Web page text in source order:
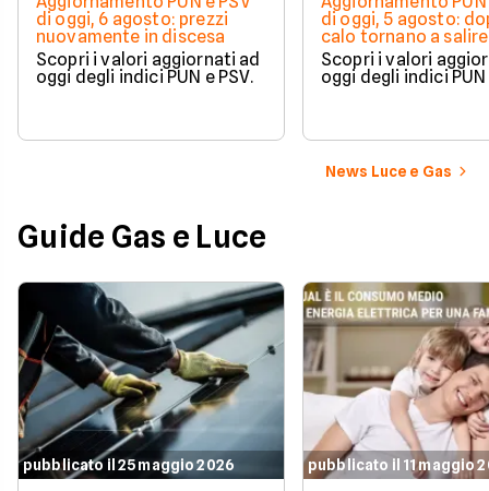
di oggi, 6 agosto: prezzi
nuovamente in discesa
Scopri i valori aggiornati ad
oggi degli indici PUN e PSV.
di oggi, 5 agosto:
calo tornano a
Scopri i valori
oggi degli indici PUN
News Luce e Gas
Guide Gas e Luce
pubblicato il 25 maggio 2026 pubblicato il 11 maggio